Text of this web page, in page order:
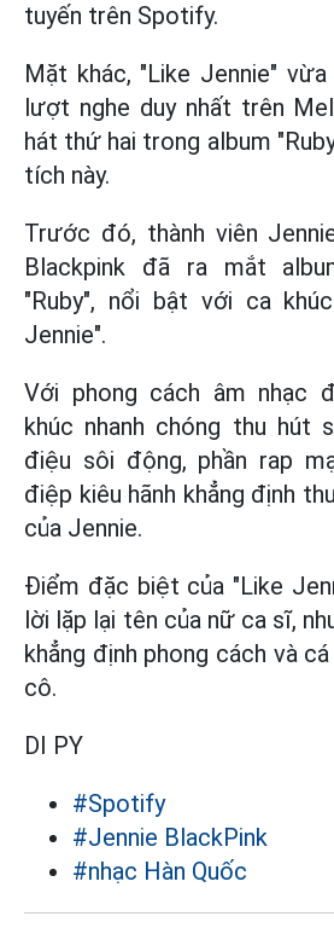
tuyến trên Spotify.
Mặt khác, "Like Jennie"
lượt nghe duy nhất trên
hát thứ hai trong album
tích này.
Trước đó, thành viên
Blackpink đã ra mắt
"Ruby", nổi bật với ca
Jennie".
Với phong cách âm nhạc
khúc nhanh chóng thu hút
điệu sôi động, phần rap
điệp kiêu hãnh khẳng định
của Jennie.
Điểm đặc biệt của "Like
lời lặp lại tên của nữ ca sĩ,
khẳng định phong cách và
cô.
DI PY
#Spotify
#Jennie BlackPink
#nhạc Hàn Quốc